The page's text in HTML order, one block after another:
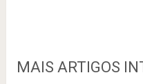
MAIS ARTIGOS